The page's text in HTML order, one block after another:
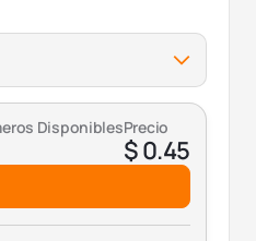
DisponiblesPrecio
$ 0.45